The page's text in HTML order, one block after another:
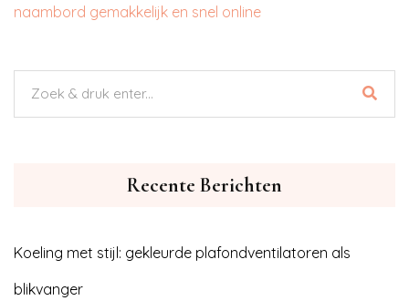
naambord gemakkelijk en snel online
Recente Berichten
Koeling met stijl: gekleurde plafondventilatoren als
blikvanger